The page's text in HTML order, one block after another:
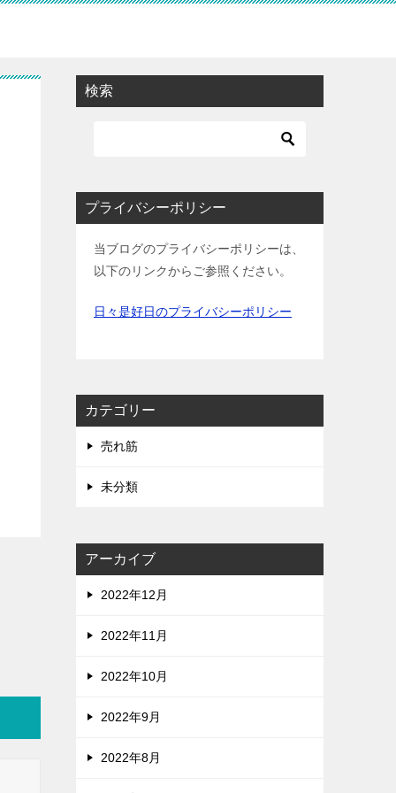
検索
プライバシーポリシー
当ブログのプライバシーポリシーは、
以下のリンクからご参照ください。
日々是好日のプライバシーポリシー
カテゴリー
売れ筋
未分類
アーカイブ
2022年12月
2022年11月
2022年10月
2022年9月
2022年8月